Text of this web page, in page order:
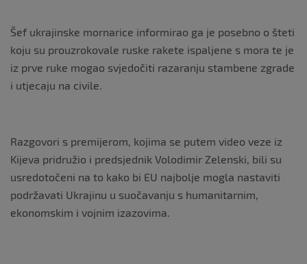
Šef ukrajinske mornarice informirao ga je posebno o šteti
koju su prouzrokovale ruske rakete ispaljene s mora te je
iz prve ruke mogao svjedočiti razaranju stambene zgrade
i utjecaju na civile.
Razgovori s premijerom, kojima se putem video veze iz
Kijeva pridružio i predsjednik Volodimir Zelenski, bili su
usredotočeni na to kako bi EU najbolje mogla nastaviti
podržavati Ukrajinu u suočavanju s humanitarnim,
ekonomskim i vojnim izazovima.